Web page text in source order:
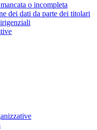
o incompleta
dei dati da parte dei titolari